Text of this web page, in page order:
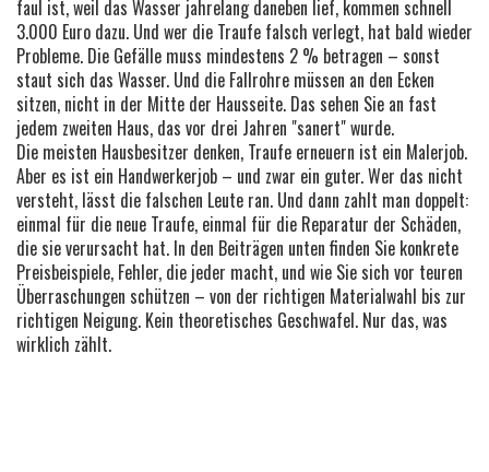
faul ist, weil das Wasser jahrelang daneben lief, kommen schnell
3.000 Euro dazu. Und wer die Traufe falsch verlegt, hat bald wieder
Probleme. Die Gefälle muss mindestens 2 % betragen – sonst
staut sich das Wasser. Und die Fallrohre müssen an den Ecken
sitzen, nicht in der Mitte der Hausseite. Das sehen Sie an fast
jedem zweiten Haus, das vor drei Jahren "sanert" wurde.
Die meisten Hausbesitzer denken, Traufe erneuern ist ein Malerjob.
Aber es ist ein Handwerkerjob – und zwar ein guter. Wer das nicht
versteht, lässt die falschen Leute ran. Und dann zahlt man doppelt:
einmal für die neue Traufe, einmal für die Reparatur der Schäden,
die sie verursacht hat. In den Beiträgen unten finden Sie konkrete
Preisbeispiele, Fehler, die jeder macht, und wie Sie sich vor teuren
Überraschungen schützen – von der richtigen Materialwahl bis zur
richtigen Neigung. Kein theoretisches Geschwafel. Nur das, was
wirklich zählt.